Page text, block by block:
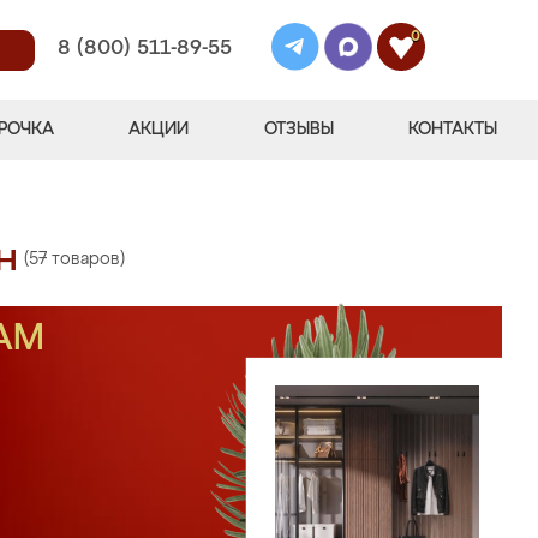
8 (800) 511-89-55
0
АКЦИИ ОТЗЫВЫ КОНТАКТЫ
(57 товаров)